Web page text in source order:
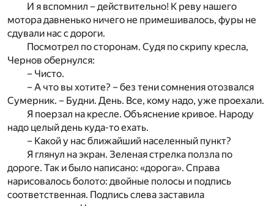
И я вспомнил – действительно! К реву нашего
мотора давненько ничего не примешивалось, фуры не
сдували нас с дороги.
Посмотрел по сторонам. Судя по скрипу кресла,
Чернов обернулся:
– Чисто.
– А что вы хотите? – без тени сомнения отозвался
Сумерник. – Будни. День. Все, кому надо, уже проехали.
Я поерзал на кресле. Объяснение кривое. Народу
надо целый день куда-то ехать.
– Какой у нас ближайший населенный пункт?
Я глянул на экран. Зеленая стрелка ползла по
дороге. Так и было написано: «дорога». Справа
нарисовалось болото: двойные полосы и подпись
соответственная. Подпись слева заставила